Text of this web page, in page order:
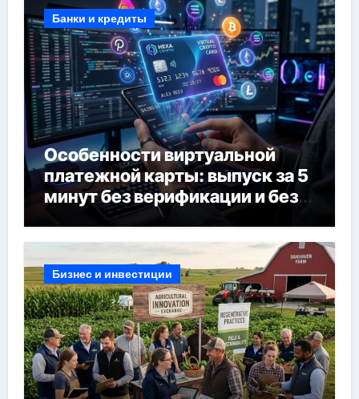
Банки и кредиты
Особенности виртуальной
платежной карты: выпуск за 5
минут без верификации и без
банков, пополнение в USDT
Бизнес и инвестиции